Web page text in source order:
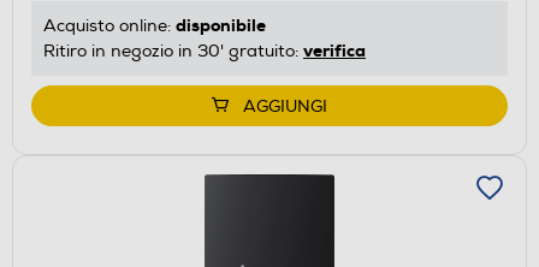
Acquisto online: disponibile
Ritiro in negozio in 30' gratuito: verifica
AGGIUNGI